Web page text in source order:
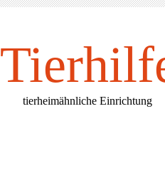
tierheimähnliche Einrichtung